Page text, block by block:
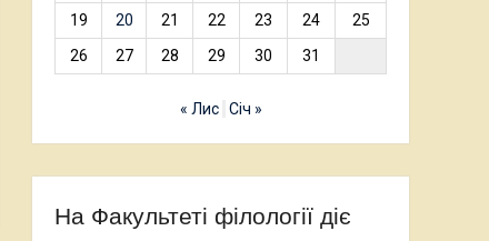
19
20 21 22 23 24
25
26
27 28 29 30 31
« Лис Січ »
На Факультеті філології діє